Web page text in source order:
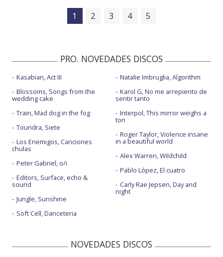
1 2 3 4 5
PRO. NOVEDADES DISCOS
Kasabian, Act III
Blossoms, Songs from the
wedding cake
Train, Mad dog in the fog
Toundra, Siete
Los Enemigos, Canciones
chulas
Peter Gabriel, o/i
Editors, Surface, echo &
sound
Jungle, Sunshine
Soft Cell, Danceteria
Natalie Imbruglia, Algorithm
Karol G, No me arrepiento de
sentir tanto
Interpol, This mirror weighs a
ton
Roger Taylor, Violence insane
in a beautiful world
Alex Warren, Wildchild
Pablo López, El cuatro
Carly Rae Jepsen, Day and
night
NOVEDADES DISCOS